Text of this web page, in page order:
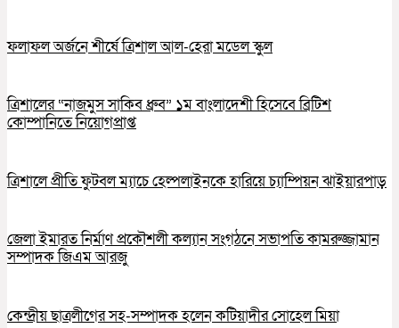
ফলাফল অর্জনে শীর্ষে ত্রিশাল আল-হেরা মডেল স্কুল
ত্রিশালের “নাজমুস সাকিব ধ্রুব” ১ম বাংলাদেশী হিসেবে ব্রিটিশ
কোম্পানিতে নিয়োগপ্রাপ্ত
ত্রিশালে প্রীতি ফুটবল ম্যাচে হেল্পলাইনকে হারিয়ে চ্যাম্পিয়ন ঝাইয়ারপাড়
জেলা ইমারত নির্মাণ প্রকৌশলী কল্যান সংগঠনে সভাপতি কামরুজ্জামান
সম্পাদক জিএম আরজু
কেন্দ্রীয় ছাত্রলীগের সহ-সম্পাদক হলেন কটিয়াদীর সোহেল মিয়া